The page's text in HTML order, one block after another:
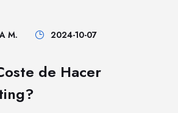
M.
2024-10-07
de Hacer